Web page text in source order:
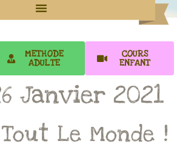
METHODE
ADULTE
COURS
ENFANT
Janvier 2021
Le Monde !